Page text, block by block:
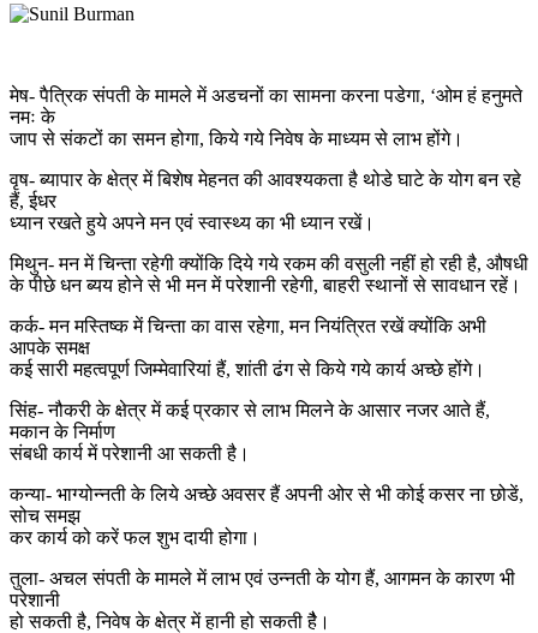
मेष- पैत्रिक संपती के मामले में अडचनों का सामना करना पडेगा, ‘ओम हं हनुमते
नमः के
जाप से संकटों का समन होगा, किये गये निवेष के माध्यम से लाभ होंगे।
वृष- ब्यापार के क्षेत्र में बिशेष मेहनत की आवश्यकता है थोडे घाटे के योग बन रहे
हैं, ईधर
ध्यान रखते हुये अपने मन एवं स्वास्थ्य का भी ध्यान रखें।
मिथुन- मन में चिन्ता रहेगी क्योंकि दिये गये रकम की वसुली नहीं हो रही है, औषधी
के पीछे धन ब्यय होने से भी मन में परेशानी रहेगी, बाहरी स्थानों से सावधान रहें।
कर्क- मन मस्तिष्क में चिन्ता का वास रहेगा, मन नियंत्रित रखें क्योंकि अभी
आपके समक्ष
कई सारी महत्वपूर्ण जिम्मेवारियां हैं, शांती ढंग से किये गये कार्य अच्छे होंगे।
सिंह- नौकरी के क्षेत्र में कई प्रकार से लाभ मिलने के आसार नजर आते हैं,
मकान के निर्माण
संबधी कार्य में परेशानी आ सकती है।
कन्या- भाग्योन्नती के लिये अच्छे अवसर हैं अपनी ओर से भी कोई कसर ना छोडें,
सोच समझ
कर कार्य को करें फल शुभ दायी होगा।
तुला- अचल संपती के मामले में लाभ एवं उन्नती के योग हैं, आगमन के कारण भी
परेशानी
हो सकती है, निवेष के क्षेत्र में हानी हो सकती हैै।